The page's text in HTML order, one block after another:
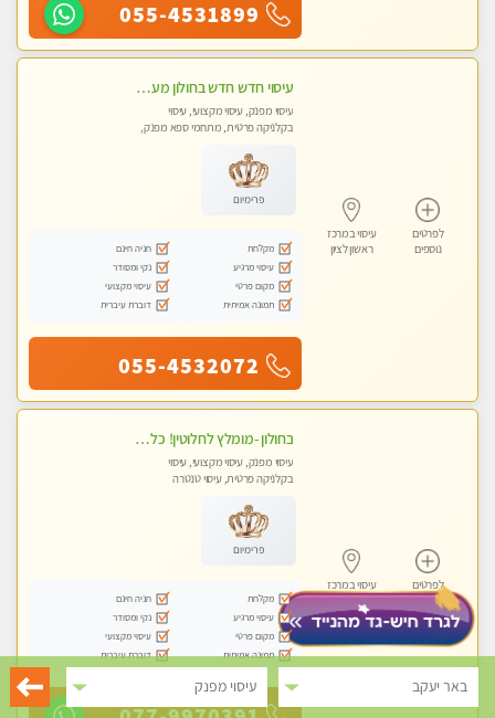
באר יעקב עיסוי מפנק
055-4531899
לפרטים
נוספים
עיסוי במרכז
ראשון לציון
עיסוי חדש חדש בחולון מעסות חדשות ומקצועיות בקליניקה פרטית.
עיסוי מפנק, עיסוי מקצועי, עיסוי
בקלניקה פרטית, מתחמי ספא מפנק,
פרימיום
מקלחת
חניה חינם
עיסוי מרגיע
נקי ומסודר
מקום פרטי
עיסוי מקצועי
תמונה אמיתית
דוברת עיברית
055-4532072
לפרטים
נוספים
עיסוי במרכז
ראשון לציון
בחולון -מומלץ לחלוטין! כל סוגי העיסויים מעסה מקצועית ואיכותית פרטי!!!
עיסוי מפנק, עיסוי מקצועי, עיסוי
בקלניקה פרטית, עיסוי טנטרה
פרימיום
מקלחת
חניה חינם
עיסוי מרגיע
נקי ומסודר
מקום פרטי
עיסוי מקצועי
תמונה אמיתית
דוברת עיברית